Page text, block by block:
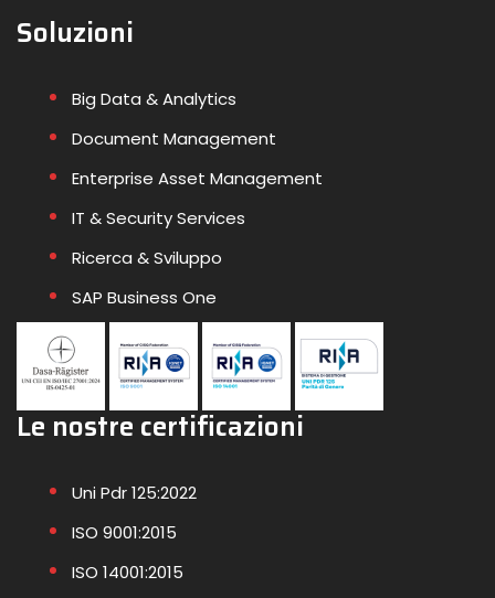
Soluzioni
Big Data & Analytics
Document Management
Enterprise Asset Management
IT & Security Services
Ricerca & Sviluppo
SAP Business One
Le nostre certificazioni
Uni Pdr 125:2022
ISO 9001:2015
ISO 14001:2015